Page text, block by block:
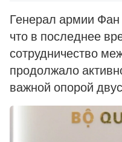
Генерал армии Фан
что в последнее
сотрудничество
продолжало
важной опорой